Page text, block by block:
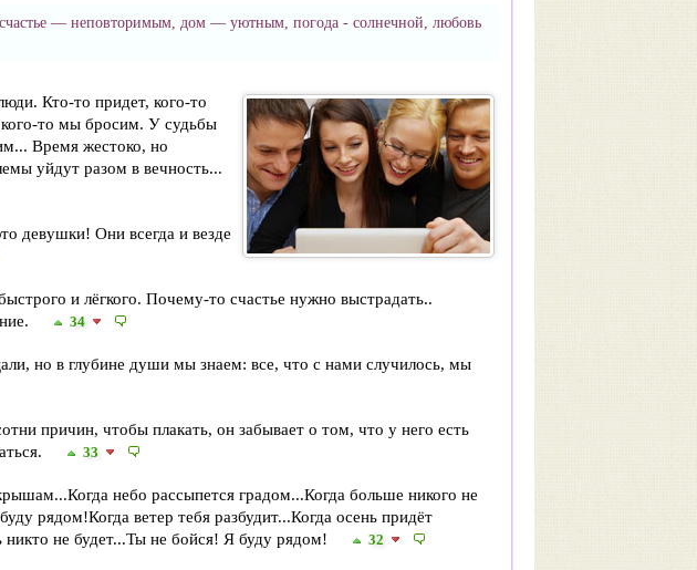
— неповторимым, дом — уютным, погода - солнечной, любовь
Кто-то придет, кого-то
то мы бросим. У судьбы
Время жестоко, но
уйдут разом в вечность...
девушки! Они всегда и везде
и лёгкого. Почему-то счастье нужно выстрадать..
34
но в глубине души мы знаем: все, что с нами случилось, мы
причин, чтобы плакать, он забывает о том, что у него есть
33
небо рассыпется градом...Когда больше никого не
рядом!Когда ветер тебя разбудит...Когда осень придёт
не будет...Ты не бойся! Я буду рядом!
32